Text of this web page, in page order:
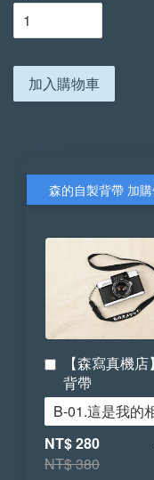
加入購物車
森的自製背帶 加
【森寫真機
背帶
NT$ 280
NT$ 380